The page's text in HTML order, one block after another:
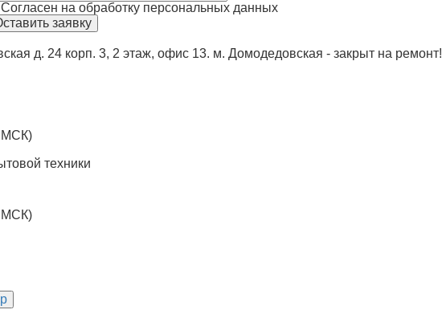
Согласен на обработку персональных данных
д. 24 корп. 3, 2 этаж, офис 13. м. Домодедовская - закрыт на ремонт!
МСК)
техники
МСК)